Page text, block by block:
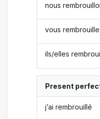
nous
vous
ils/elles
Present
j’ai rembrouillé